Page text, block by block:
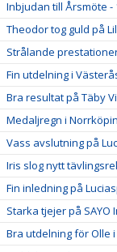
Inbjudan till Årsmöte -
Theodor tog guld på
Strålande
Fin utdelning i
Bra resultat på Täby
Medaljregn i
Vass avslutning på
Iris slog nytt
Fin inledning på
Starka tjejer på SAYO
Bra utdelning för Olle